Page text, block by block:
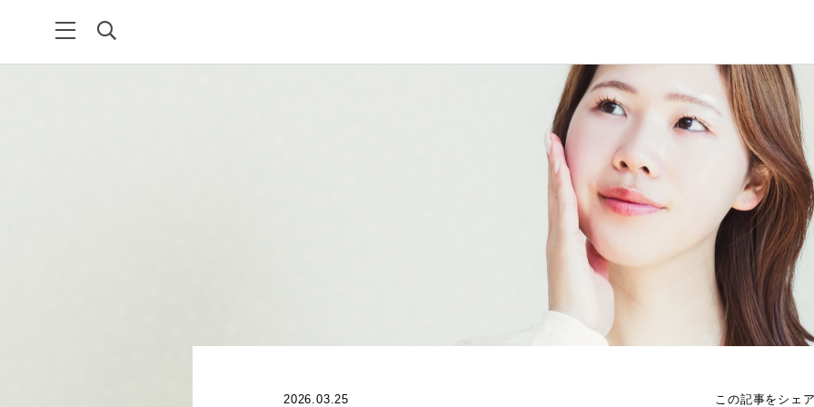
2026.03.25 この記事をシェ